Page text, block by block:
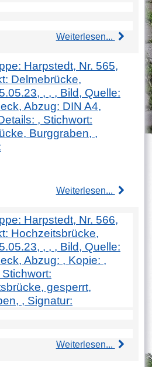
Weiterlesen...
Harpstedt, Nr. 565,
Delmebrücke,
, , , Bild, Quelle:
Abzug: DIN A4,
, Stichwort:
Burggraben, ,
Weiterlesen...
Harpstedt, Nr. 566,
Hochzeitsbrücke,
, , , Bild, Quelle:
Abzug: , Kopie: ,
gesperrt,
, Signatur:
Weiterlesen...